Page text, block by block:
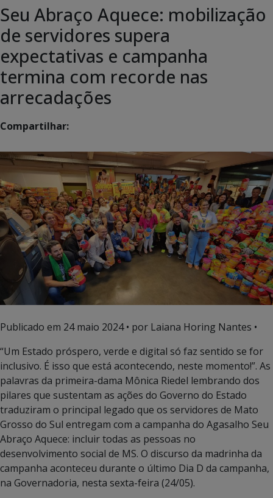
Seu Abraço Aquece: mobilização
de servidores supera
expectativas e campanha
termina com recorde nas
arrecadações
Compartilhar:
Publicado em 24 maio 2024• por Laiana Horing Nantes •
“Um Estado próspero, verde e digital só faz sentido se for
inclusivo. É isso que está acontecendo, neste momento!”. As
palavras da primeira-dama Mônica Riedel lembrando dos
pilares que sustentam as ações do Governo do Estado
traduziram o principal legado que os servidores de Mato
Grosso do Sul entregam com a campanha do Agasalho Seu
Abraço Aquece: incluir todas as pessoas no
desenvolvimento social de MS. O discurso da madrinha da
campanha aconteceu durante o último Dia D da campanha,
na Governadoria, nesta sexta-feira (24/05).